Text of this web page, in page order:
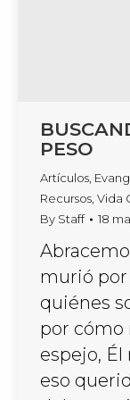
PESO
Artículos
Recursos Vida
By Staff 18
murió
quiénes
por cómo
espejo,
eso